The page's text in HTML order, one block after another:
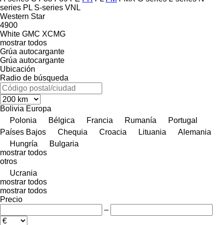
series PL S-series VNL
Western Star
4900
White GMC XCMG
mostrar todos
Grúa autocargante
Grúa autocargante
Ubicación
Radio de búsqueda
Bolivia Europa
Polonia
Bélgica Francia Rumanía
Portugal
Países Bajos
Chequia Croacia Lituania
Alemania
Hungría
Bulgaria
mostrar todos
otros
Ucrania
mostrar todos
mostrar todos
Precio
–